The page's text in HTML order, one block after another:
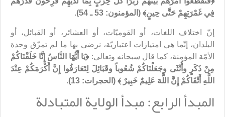
فِي غَمْرَتِهِمْ حَتَّى حِينٍ﴾ (المؤمنون: 53 ـ 54).
إنّ اختلاف اللغات، أو القوميّات، أو العشائر، أو القبائل، أو
البلدان، إنّما هي امتيازات اعتباريّة، نرضى بها ما لم تمزّق وحدة
الأمّة المؤمنة، كما قال سبحانه وتعالى:﴿يَا أَيُّهَا النَّاسُ إِنَّا خَلَقْنَاكُمْ
مِنْ ذَكَرٍ وأُنْثَى وجَعَلْنَاكُمْ شُعُوباً وقَبَائِلَ لِتَعَارَفُوا إِنَّ أَكْرَمَكُمْ عِنْدَ
اللَّهِ أَتْقَاكُمْ إِنَّ اللَّهَ عَلِيمٌ خَبِيرٌ ﴾ (الحجرات: 13).
المبدأ الرابع: مبدأ الولاية المتبادلة